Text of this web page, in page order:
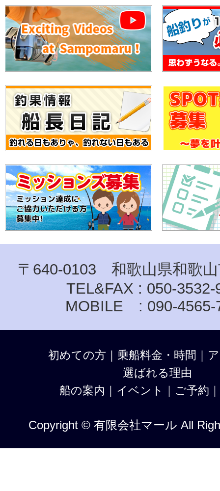
〒640-0103 和歌山県和歌山
TEL&FAX : 050-3532-
MOBILE : 090-4565-
初めての方 ｜ 乗船料金・時間 ｜
選ばれる理由
船の案内 ｜ イベント ｜ ご予約 ｜
Copyright © 有限会社マール All